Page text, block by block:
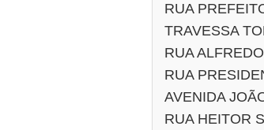
RUA
TRAVESSA
RUA
RUA
AVENIDA
RUA HEITOR